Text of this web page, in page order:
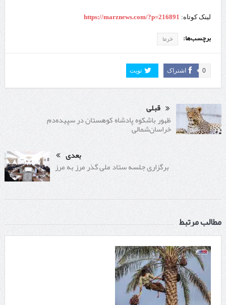
لینک کوتاه: https://marznews.com/?p=216891
برچسب‌ها: خرما
اشتراک 0 تویت
قبلی
ظهور باشکوه پادشاه کوهستان در سپیده‌دم
خراسان‌شمالی
بعدی
برگزاری جلسه ستاد ملی گذر مرز به مرز
مطالب مرتبط